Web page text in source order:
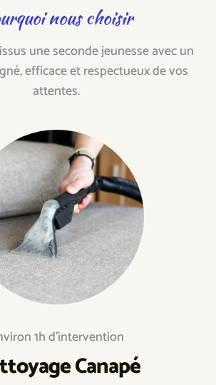
nous choisir
une seconde jeunesse avec un
efficace et respectueux de vos
attentes.
1h d’intervention
Canapé